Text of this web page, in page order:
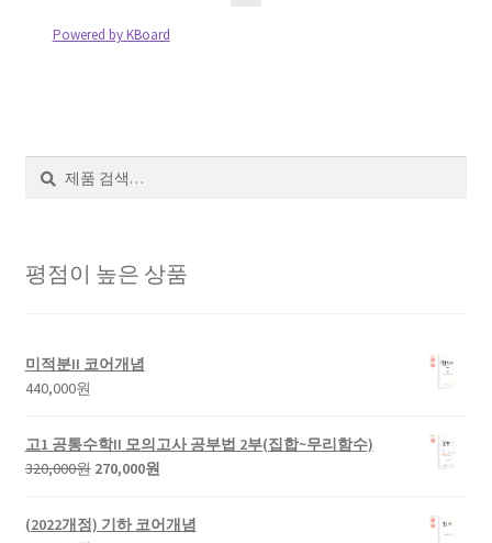
Powered by KBoard
평점이 높은 상품
미적분II 코어개념
440,000원
고1 공통수학II 모의고사 공부법 2부(집합~무리함수)
320,000원 270,000원
(2022개정) 기하 코어개념